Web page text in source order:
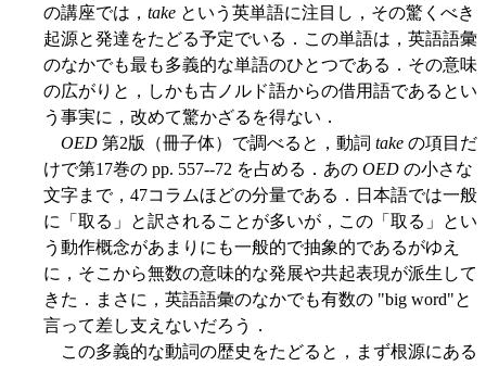
の講座では， take という英単語に注目し，その驚くべき
起源と発達をたどる予定でいる．この単語は，英語語彙
のなかでも最も多義的な単語のひとつである．その意味
の広がりと，しかも古ノルド語からの借用語であるとい
う事実に，改めて驚かざるを得ない．
OED 第2版（冊子体）で調べると，動詞 take の項目だ
けで第17巻の pp. 557--72 を占める．あの OED の小さな
文字まで，47コラムほどの分量である．日本語では一般
に「取る」と訳されることが多いが，この「取る」とい
う動作概念があまりにも一般的で抽象的であるがゆえ
に，そこから無数の意味的な発展や共起表現が派生して
きた．まさに，英語語彙のなかでも有数の "big word"と
言って差し支えないだろう．
この多義的な動詞の歴史をたどると，まず根源にある